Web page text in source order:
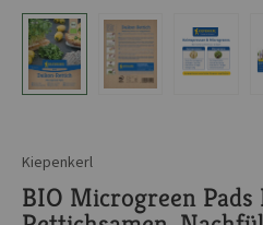
Kiepenkerl
BIO Microgreen Pads